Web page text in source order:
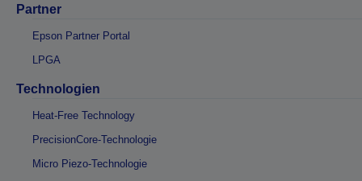
Partner
Epson Partner Portal
LPGA
Technologien
Heat-Free Technology
PrecisionCore-Technologie
Micro Piezo-Technologie